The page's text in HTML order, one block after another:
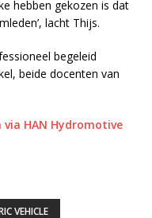
hebben gekozen is dat
lacht Thijs.
begeleid
beide docenten van
HAN Hydromotive
VEHICLE